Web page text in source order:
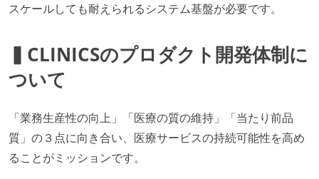
スケールしても耐えられるシステム基盤が必要です。
▍CLINICSのプロダクト開発体制に
ついて
「業務生産性の向上」「医療の質の維持」「当たり前品
質」の３点に向き合い、医療サービスの持続可能性を高め
ることがミッションです。